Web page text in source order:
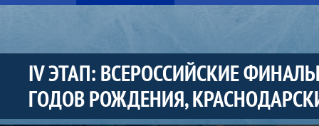
IV ЭТАП: ВСЕРОССИЙСКИЕ
ГОДОВ РОЖДЕНИЯ,